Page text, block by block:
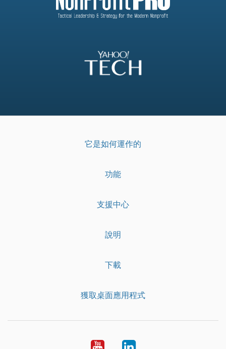
它是如何運作的
功能
支援中心
說明
下載
獲取桌面應用程式
YouTubeLinkedIn